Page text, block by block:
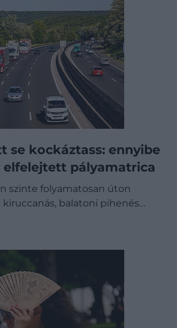
se kockáztass: ennyibe
pályamatrica
szinte folyamatosan úton
balatoni pihenés…